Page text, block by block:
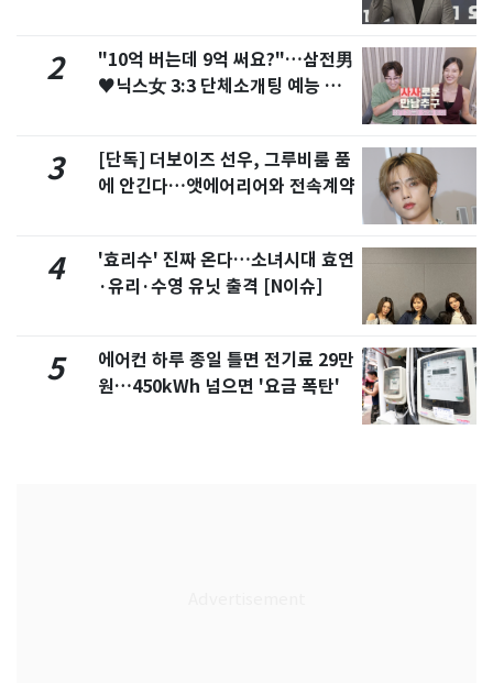
2
"10억 버는데 9억 써요?"…삼전男
♥닉스女 3:3 단체소개팅 예능 화
3
[단독] 더보이즈 선우, 그루비룸 품
에 안긴다…앳에어리어와 전속계약
4
'효리수' 진짜 온다…소녀시대 효연
·유리·수영 유닛 출격 [N이슈]
5
에어컨 하루 종일 틀면 전기료 29만
원…450kWh 넘으면 '요금 폭탄'